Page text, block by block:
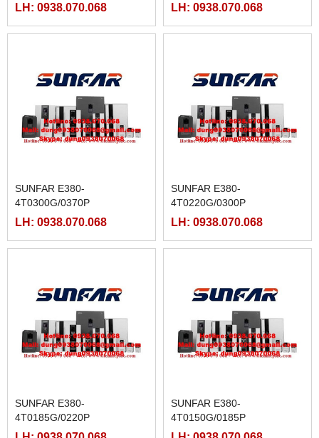
LH: 0938.070.068 LH: 0938.070.068
SUNFAR E380-
4T0300G/0370P
LH: 0938.070.068
SUNFAR E380-
4T0220G/0300P
LH: 0938.070.068
SUNFAR E380-
4T0185G/0220P
SUNFAR E380-
4T0150G/0185P